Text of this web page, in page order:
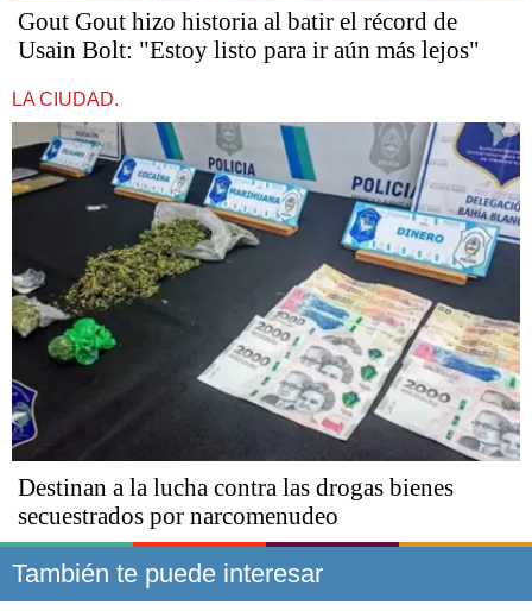
Gout Gout hizo historia al batir el récord de
Usain Bolt: "Estoy listo para ir aún más lejos"
LA CIUDAD.
Destinan a la lucha contra las drogas bienes
secuestrados por narcomenudeo
También te puede interesar